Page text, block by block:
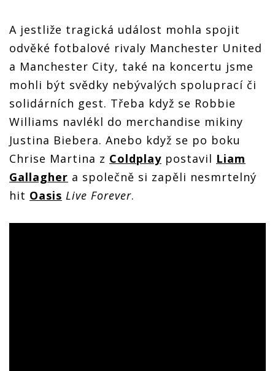
A jestliže tragická událost mohla spojit
odvěké fotbalové rivaly Manchester United
a Manchester City, také na koncertu jsme
mohli být svědky nebývalých spoluprací či
solidárních gest. Třeba když se Robbie
Williams navlékl do merchandise mikiny
Justina Biebera. Anebo když se po boku
Chrise Martina z Coldplay postavil Liam
Gallagher a společně si zapěli nesmrtelný
hit Oasis Live Forever.